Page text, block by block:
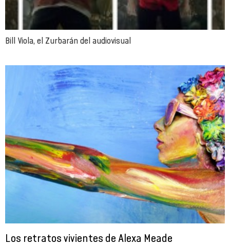
Bill Viola, el Zurbarán del audiovisual
Los retratos vivientes de Alexa Meade